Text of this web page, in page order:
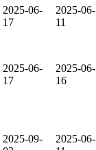
2025-06-
17
2025-06-
11
2025-06-
17
2025-06-
16
2025-09-
2025-06-